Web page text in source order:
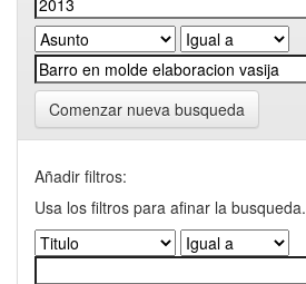
Comenzar nueva busqueda
Añadir filtros:
Usa los filtros para afinar la busqueda.